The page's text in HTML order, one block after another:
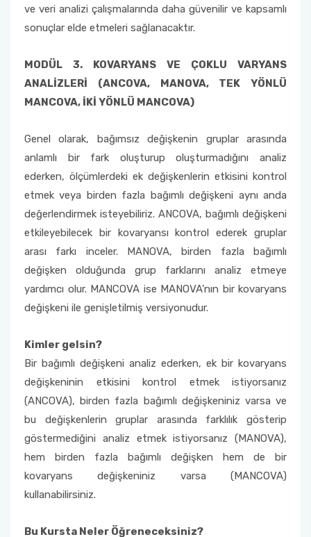
ve veri analizi çalışmalarında daha güvenilir ve kapsamlı
sonuçlar elde etmeleri sağlanacaktır.
MODÜL 3. KOVARYANS VE ÇOKLU VARYANS
ANALİZLERİ (ANCOVA, MANOVA, TEK YÖNLÜ
MANCOVA, İKİ YÖNLÜ MANCOVA)
Genel olarak, bağımsız değişkenin gruplar arasında
anlamlı bir fark oluşturup oluşturmadığını analiz
ederken, ölçümlerdeki ek değişkenlerin etkisini kontrol
etmek veya birden fazla bağımlı değişkeni aynı anda
değerlendirmek isteyebiliriz. ANCOVA, bağımlı değişkeni
etkileyebilecek bir kovaryansı kontrol ederek gruplar
arası farkı inceler. MANOVA, birden fazla bağımlı
değişken olduğunda grup farklarını analiz etmeye
yardımcı olur. MANCOVA ise MANOVA’nın bir kovaryans
değişkeni ile genişletilmiş versiyonudur.
Kimler gelsin?
Bir bağımlı değişkeni analiz ederken, ek bir kovaryans
değişkeninin etkisini kontrol etmek istiyorsanız
(ANCOVA), birden fazla bağımlı değişkeniniz varsa ve
bu değişkenlerin gruplar arasında farklılık gösterip
göstermediğini analiz etmek istiyorsanız (MANOVA),
hem birden fazla bağımlı değişken hem de bir
kovaryans değişkeniniz varsa (MANCOVA)
kullanabilirsiniz.
Bu Kursta Neler Öğreneceksiniz?